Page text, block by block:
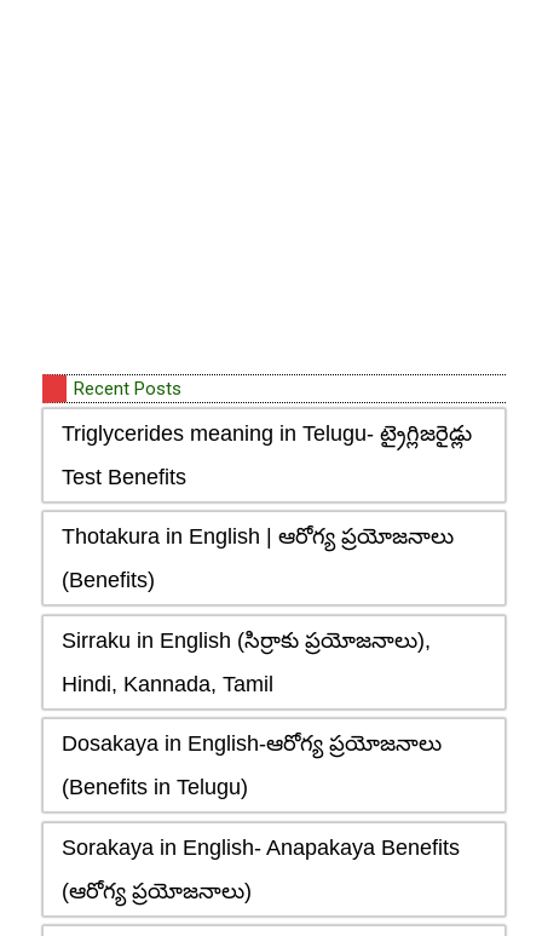
Recent Posts
Triglycerides meaning in Telugu- ట్రైగ్లిజరైడ్లు
Test Benefits
Thotakura in English | ఆరోగ్య ప్రయోజనాలు
(Benefits)
Sirraku in English (సిర్రాకు ప్రయోజనాలు),
Hindi, Kannada, Tamil
Dosakaya in English-ఆరోగ్య ప్రయోజనాలు
(Benefits in Telugu)
Sorakaya in English- Anapakaya Benefits
(ఆరోగ్య ప్రయోజనాలు)